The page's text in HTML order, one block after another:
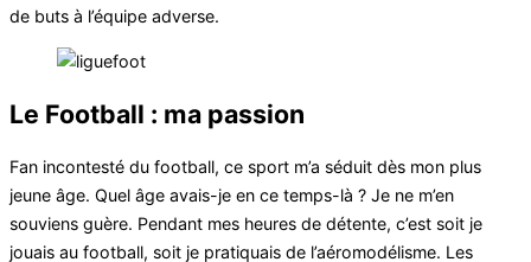
de buts à l’équipe adverse.
Le Football : ma passion
Fan incontesté du football, ce sport m’a séduit dès mon plus
jeune âge. Quel âge avais-je en ce temps-là ? Je ne m’en
souviens guère. Pendant mes heures de détente, c’est soit je
jouais au football, soit je pratiquais de l’aéromodélisme. Les